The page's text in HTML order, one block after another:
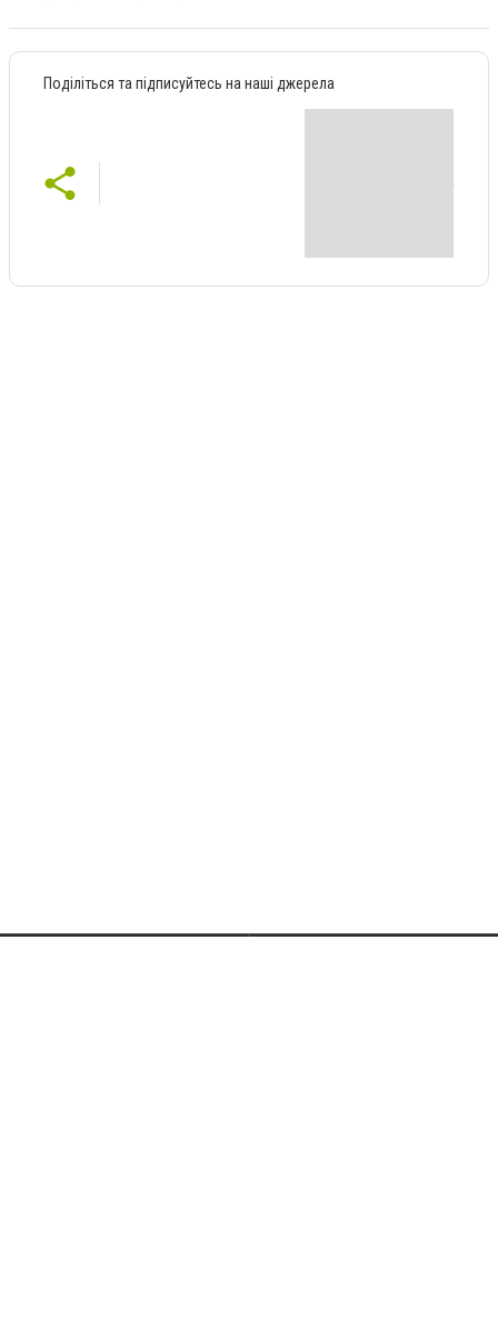
Поділіться та підписуйтесь на наші джерела